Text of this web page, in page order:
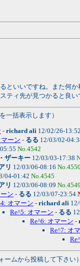
といいですね。また何
ティ先が見つかると良
一括表示します）
- richard ali 12/02/26-13:52
マーン - るる 12/03/02-
No.4542
ザーキー 12/03/03-17:38
リ 12/03/06-08:16 No.4550
04-01:42 No.4545
リ 12/03/06-08:09 No.4549
ン - るる 12/03/07-23:54
オマーン - richard ali
Re^5: オマーン - るる
Re^6: オマーン -
Re^7: オ
ームから投稿して下さい）